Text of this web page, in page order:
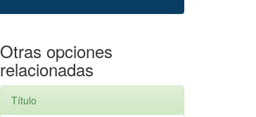
Otras opciones
relacionadas
Título